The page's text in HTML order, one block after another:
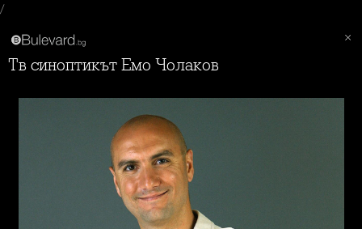
/
Тв синоптикът Емо Чолаков